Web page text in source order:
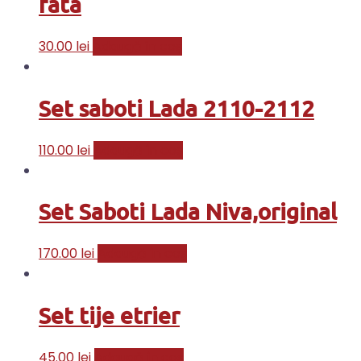
30.00 lei
Set saboti Lada 2110-2112
110.00 lei
Set Saboti Lada Niva,original
170.00 lei
Set tije etrier
45.00 lei